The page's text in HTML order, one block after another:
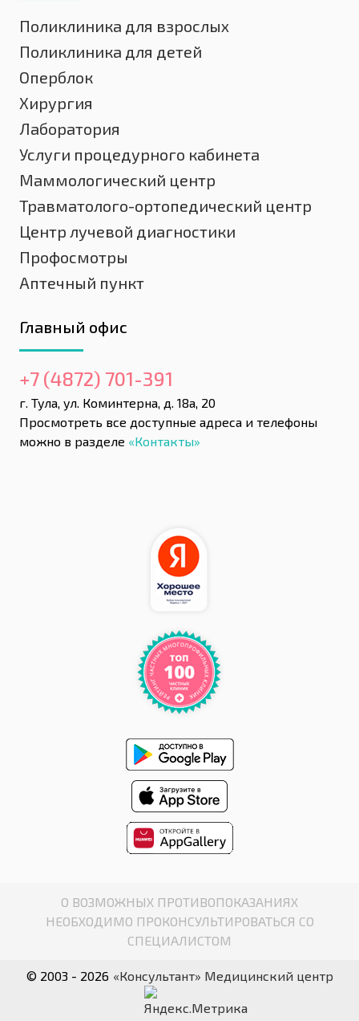
Поликлиника для взрослых
Поликлиника для детей
Оперблок
Хирургия
Лаборатория
Услуги процедурного кабинета
Маммологический центр
Травматолого-ортопедический центр
Центр лучевой диагностики
Профосмотры
Аптечный пункт
Главный офис
+7 (4872) 701-391
г. Тула, ул. Коминтерна, д. 18а, 20
Просмотреть все доступные адреса и телефоны
можно в разделе «Контакты»
О ВОЗМОЖНЫХ ПРОТИВОПОКАЗАНИЯХ
НЕОБХОДИМО ПРОКОНСУЛЬТИРОВАТЬСЯ СО
СПЕЦИАЛИСТОМ
© 2003 - 2026 «Консультант» Медицинский центр